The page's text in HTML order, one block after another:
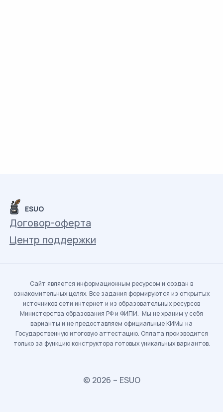
ESUO
Договор-оферта
Центр поддержки
Сайт является информационным ресурсом и создан в
ознакомительных целях. Все задания формируются из открытых
источников сети интернет и из образовательных ресурсов
Министерства образования РФ и ФИПИ. Мы не храним у себя
варианты и не предоставляем официальные КИМы на
Государственную итоговую аттестацию. Оплата производится
только за функцию конструктора готовых уникальных вариантов.
© 2026 – ESUO